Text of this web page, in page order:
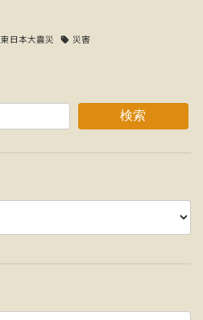
東日本大震災 災害
検索